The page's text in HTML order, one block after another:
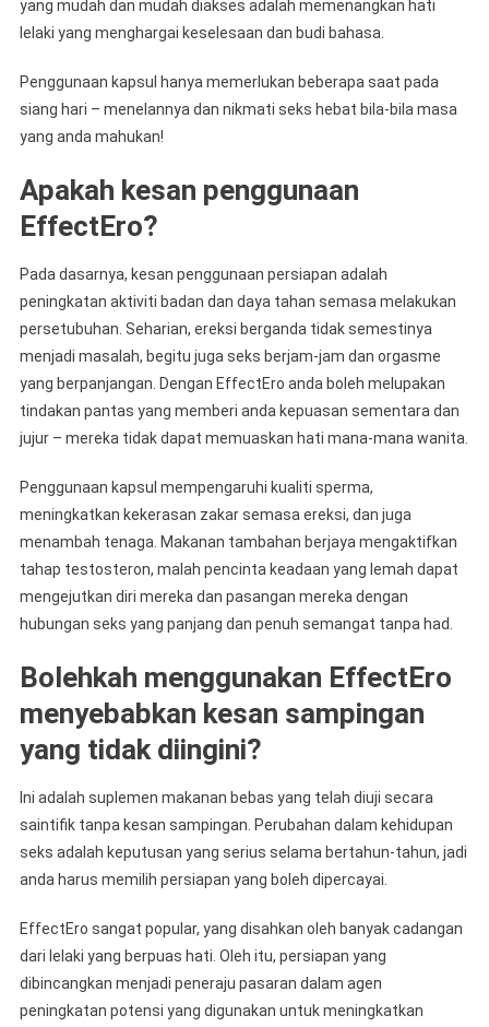
yang mudah dan mudah diakses adalah memenangkan hati
lelaki yang menghargai keselesaan dan budi bahasa.
Penggunaan kapsul hanya memerlukan beberapa saat pada
siang hari – menelannya dan nikmati seks hebat bila-bila masa
yang anda mahukan!
Apakah kesan penggunaan
EffectEro?
Pada dasarnya, kesan penggunaan persiapan adalah
peningkatan aktiviti badan dan daya tahan semasa melakukan
persetubuhan. Seharian, ereksi berganda tidak semestinya
menjadi masalah, begitu juga seks berjam-jam dan orgasme
yang berpanjangan. Dengan EffectEro anda boleh melupakan
tindakan pantas yang memberi anda kepuasan sementara dan
jujur – mereka tidak dapat memuaskan hati mana-mana wanita.
Penggunaan kapsul mempengaruhi kualiti sperma,
meningkatkan kekerasan zakar semasa ereksi, dan juga
menambah tenaga. Makanan tambahan berjaya mengaktifkan
tahap testosteron, malah pencinta keadaan yang lemah dapat
mengejutkan diri mereka dan pasangan mereka dengan
hubungan seks yang panjang dan penuh semangat tanpa had.
Bolehkah menggunakan EffectEro
menyebabkan kesan sampingan
yang tidak diingini?
Ini adalah suplemen makanan bebas yang telah diuji secara
saintifik tanpa kesan sampingan. Perubahan dalam kehidupan
seks adalah keputusan yang serius selama bertahun-tahun, jadi
anda harus memilih persiapan yang boleh dipercayai.
EffectEro sangat popular, yang disahkan oleh banyak cadangan
dari lelaki yang berpuas hati. Oleh itu, persiapan yang
dibincangkan menjadi peneraju pasaran dalam agen
peningkatan potensi yang digunakan untuk meningkatkan